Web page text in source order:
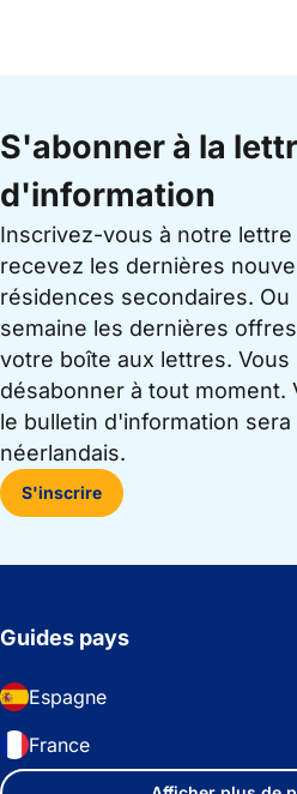
S'abonner à la
d'information
Inscrivez-vous à notre
recevez les dernières
résidences secondaires.
semaine les dernières
votre boîte aux lettres.
désabonner à tout moment.
le bulletin d'information
néerlandais.
S'inscrire
Guides pays
Espagne
France